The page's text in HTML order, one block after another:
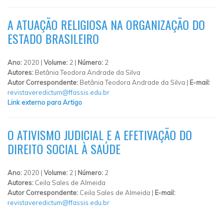
A ATUAÇÃO RELIGIOSA NA ORGANIZAÇÃO DO
ESTADO BRASILEIRO
Ano: 2020 | Volume: 2 | Número: 2
Autores: Betânia Teodora Andrade da Silva
Autor Correspondente: Betânia Teodora Andrade da Silva | E-mail:
revistaveredictum@ffassis.edu.br
Link externo para Artigo
O ATIVISMO JUDICIAL E A EFETIVAÇÃO DO
DIREITO SOCIAL À SAÚDE
Ano: 2020 | Volume: 2 | Número: 2
Autores: Ceila Sales de Almeida
Autor Correspondente: Ceila Sales de Almeida | E-mail:
revistaveredictum@ffassis.edu.br